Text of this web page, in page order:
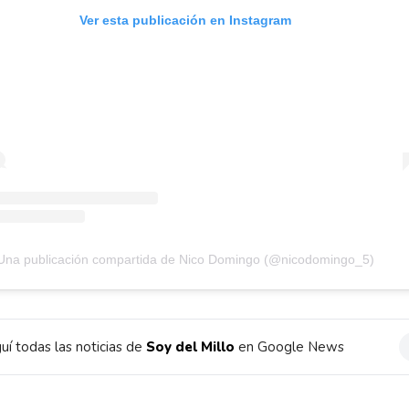
Ver esta publicación en Instagram
publicación compartida de Nico Domingo (@nicodomingo_5)
todas las noticias de Soy del Millo en Google News